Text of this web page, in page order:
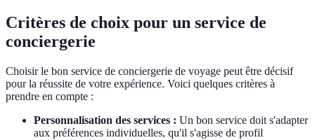
Critères de choix pour un service de
conciergerie
Choisir le bon service de conciergerie de voyage peut être décisif
pour la réussite de votre expérience. Voici quelques critères à
prendre en compte :
Personnalisation des services : Un bon service doit s'adapter
aux préférences individuelles, qu'il s'agisse de profil